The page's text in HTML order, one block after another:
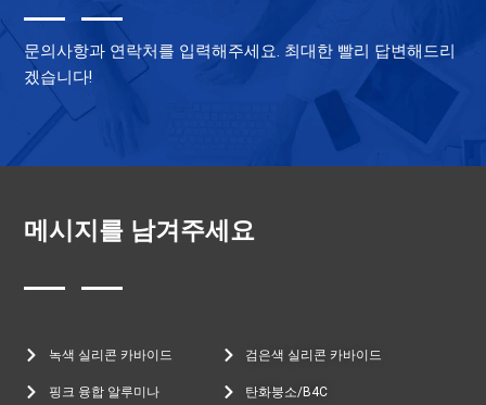
문의사항과 연락처를 입력해주세요. 최대한 빨리 답변해드리
겠습니다!
메시지를 남겨주세요
녹색 실리콘 카바이드
핑크 융합 알루미나
검은색 실리콘 카바이드
탄화붕소/B4C